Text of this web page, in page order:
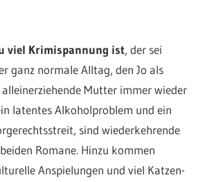
viel Krimispannung ist, der sei
ganz normale Alltag, den Jo als
Mutter immer wieder
latentes Alkoholproblem und ein
sind wiederkehrende
Romane. Hinzu kommen
Anspielungen und viel Katzen-